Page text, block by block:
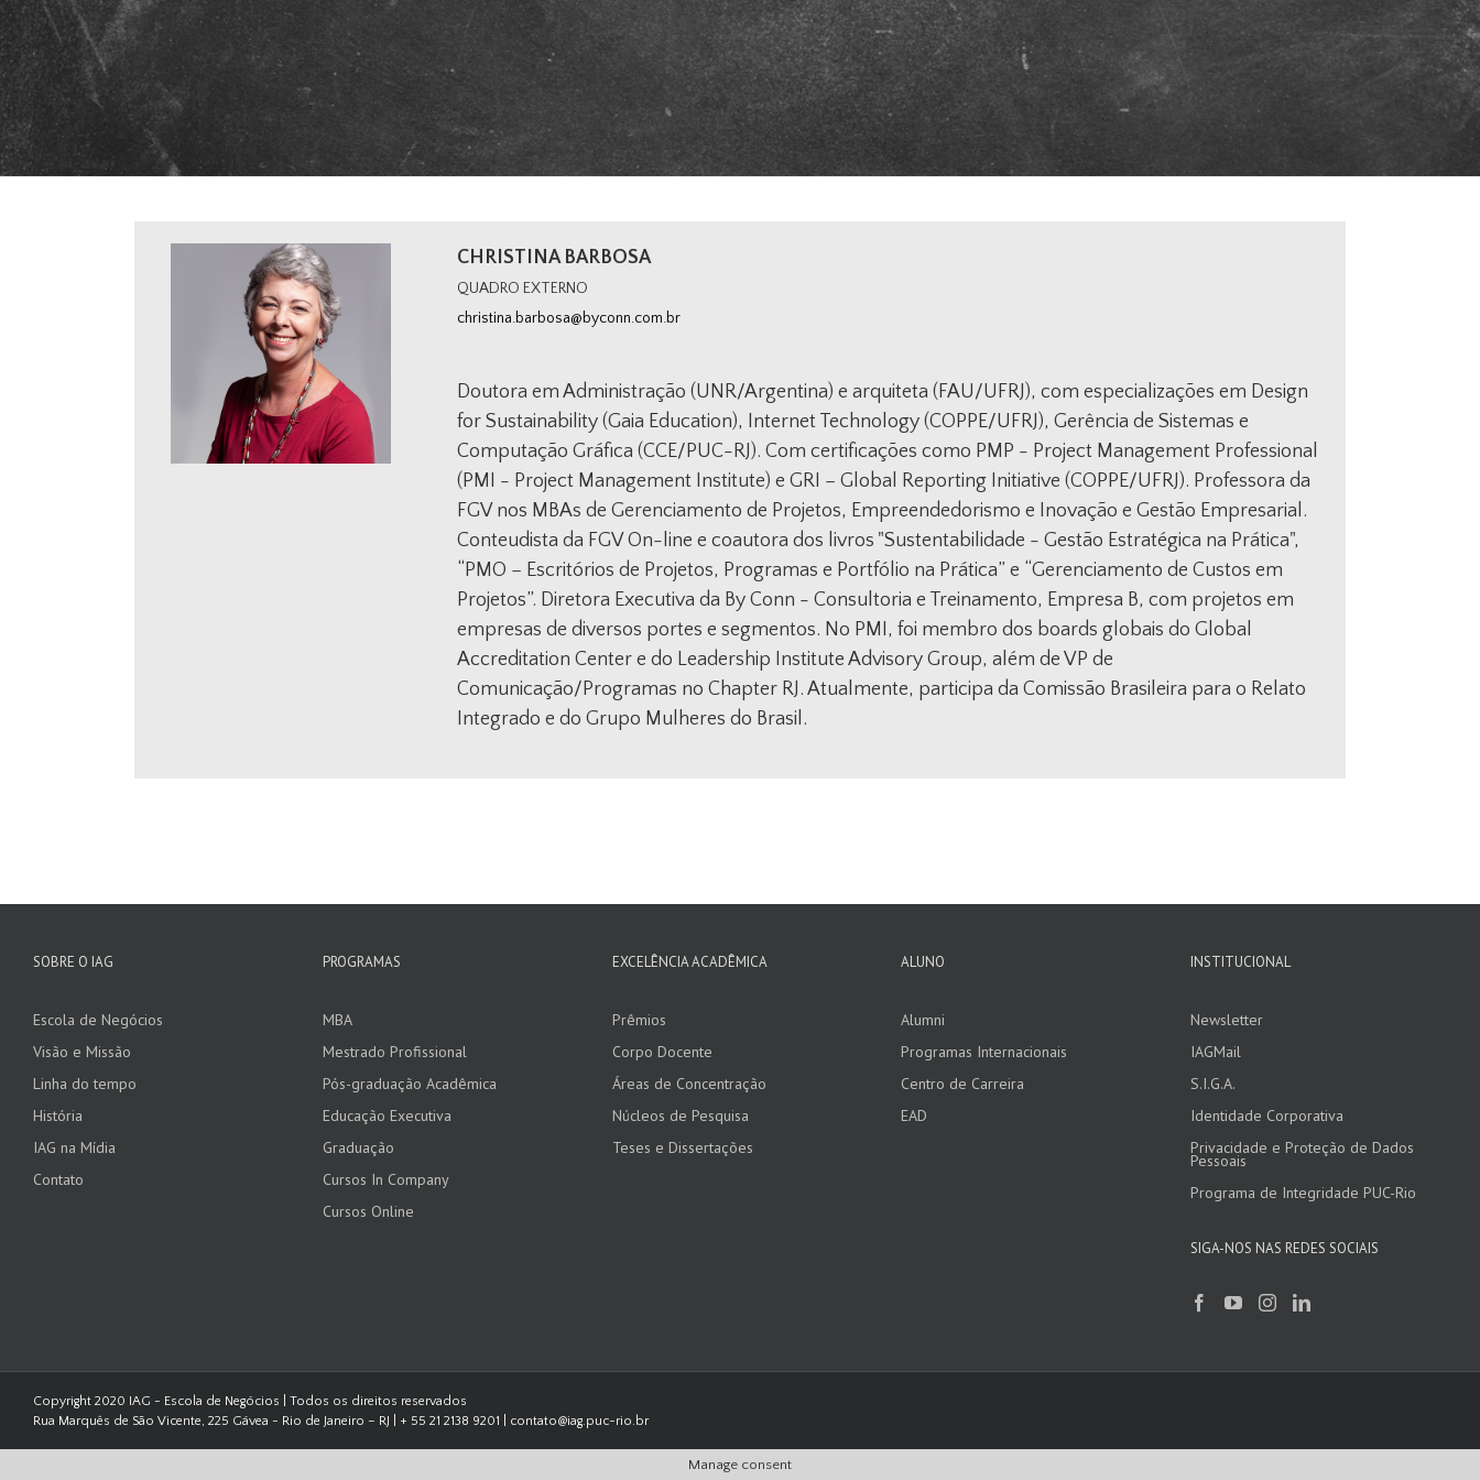
CHRISTINA BARBOSA
QUADRO EXTERNO
christina.barbosa@byconn.com.br
Doutora em Administração (UNR/Argentina) e arquiteta (FAU/UFRJ), com especializações em Design
for Sustainability (Gaia Education), Internet Technology (COPPE/UFRJ), Gerência de Sistemas e
Computação Gráfica (CCE/PUC-RJ). Com certificações como PMP - Project Management Professional
(PMI - Project Management Institute) e GRI – Global Reporting Initiative (COPPE/UFRJ). Professora da
FGV nos MBAs de Gerenciamento de Projetos, Empreendedorismo e Inovação e Gestão Empresarial.
Conteudista da FGV On-line e coautora dos livros "Sustentabilidade - Gestão Estratégica na Prática",
“PMO – Escritórios de Projetos, Programas e Portfólio na Prática” e “Gerenciamento de Custos em
Projetos”. Diretora Executiva da By Conn - Consultoria e Treinamento, Empresa B, com projetos em
empresas de diversos portes e segmentos. No PMI, foi membro dos boards globais do Global
Accreditation Center e do Leadership Institute Advisory Group, além de VP de
Comunicação/Programas no Chapter RJ. Atualmente, participa da Comissão Brasileira para o Relato
Integrado e do Grupo Mulheres do Brasil.
SOBRE O IAG
Escola de Negócios
Visão e Missão
Linha do tempo
História
IAG na Mídia
Contato
PROGRAMAS
MBA
Mestrado Profissional
Pós-graduação Acadêmica
Educação Executiva
Graduação
Cursos In Company
Cursos Online
EXCELÊNCIA ACADÊMICA
Prêmios
Corpo Docente
Áreas de Concentração
Núcleos de Pesquisa
Teses e Dissertações
ALUNO
Alumni
Programas Internacionais
Centro de Carreira
EAD
INSTITUCIONAL
Newsletter
IAGMail
S.I.G.A.
Identidade Corporativa
Privacidade e Proteção de Dados
Pessoais
Programa de Integridade PUC-Rio
SIGA-NOS NAS REDES SOCIAIS
Copyright 2020 IAG - Escola de Negócios | Todos os direitos reservados
Rua Marquês de São Vicente, 225 Gávea - Rio de Janeiro – RJ | + 55 21 2138 9201 | contato@iag.puc-rio.br
Manage consent